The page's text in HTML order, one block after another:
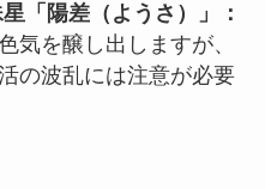
「陽差（ようさ）」：
気を醸し出しますが、
の波乱には注意が必要